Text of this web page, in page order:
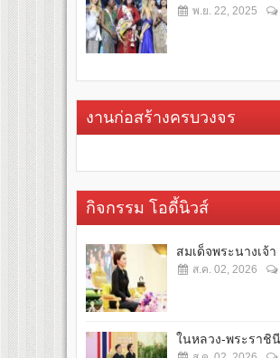
พ.ย. 22, 2025
งานก่อสร้างครบวงจร
กิจกรรม โอดี้นิวส์
สมเด็จพระนางเจ้า
ส.ค. 02, 2026
ในหลวง-พระราชินี